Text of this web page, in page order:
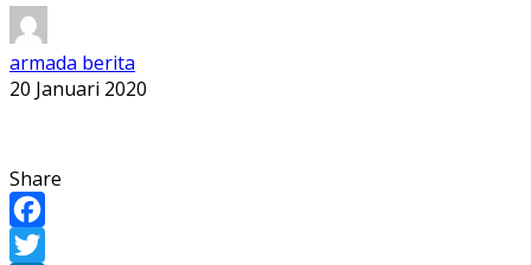
armada berita
20 Januari 2020
Share
Facebook